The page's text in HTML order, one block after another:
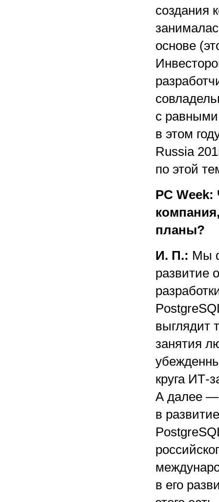
создания
основе
с
в этом
Russia
по этой
PC
планы?
И. П.: Мы
развитие
выглядит
занятия
круга ИТ-
А далее —
в
в его